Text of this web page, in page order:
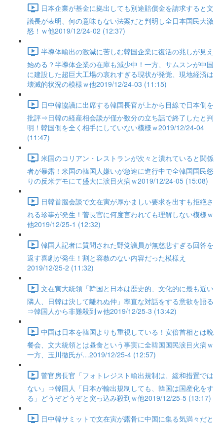
日本企業が基金に拠出しても別途賠償金を請求すると文
議長が表明、何の意味もない法案だと判明し全日本国民大激
怒！ｗ他2019/12/24-02 (12:37)
半導体輸出の激減に苦しむ韓国企業に復活の兆しが見え
始める？半導体企業の在庫も減少中！一方、サムスンが中国
に建設した超巨大工場の哀れすぎる現状が発覚、現地経済は
壊滅的状況の模様ｗ他2019/12/24-03 (11:15)
日中韓協議に出席する韓国長官が上から目線で日本側を
批評⇒日韓の経産相会談が僅か数分の立ち話で終了したと判
明！韓国側を全く相手にしていない模様ｗ2019/12/24-04
(11:47)
米国のコリアン・レストランが次々と潰れていると関係
者が暴露！米国の韓国人嫌いが急速に進行中で全韓国国民怒
りの反米デモにて盛大に涙目火病ｗ2019/12/24-05 (15:08)
日韓首脳会談で文在寅が厚かましい要求を出すも拒絶さ
れる珍事が発生！菅長官に何度言われても理解しない模様ｗ
他2019/12/25-1 (12:32)
韓国人記者に質問された野党議員が無慈悲すぎる回答を
返す喜劇が発生！割と容赦のない内容だった模様え
2019/12/25-2 (11:32)
文在寅大統領「韓国と日本は歴史的、文化的に最も近い
隣人、日韓は決して離れぬ仲」率直な対話をする意欲を語る
⇒韓国人から非難殺到ｗ他2019/12/25-3 (13:42)
中国は日本を韓国よりも重視している！安倍首相とは晩
餐会、文大統領とは昼食という事実に全韓国国民涙目火病ｗ
一方、玉川徹氏が…2019/12/25-4 (12:57)
菅官房長官「フォトレジスト輸出規制は、緩和措置では
ない」⇒韓国人「日本が輸出規制しても、韓国は国産化をす
る」どうぞどうぞと突っ込み殺到ｗ他2019/12/25-5 (13:17)
日中韓サミットで文在寅が露骨に中国に集る気満々だと